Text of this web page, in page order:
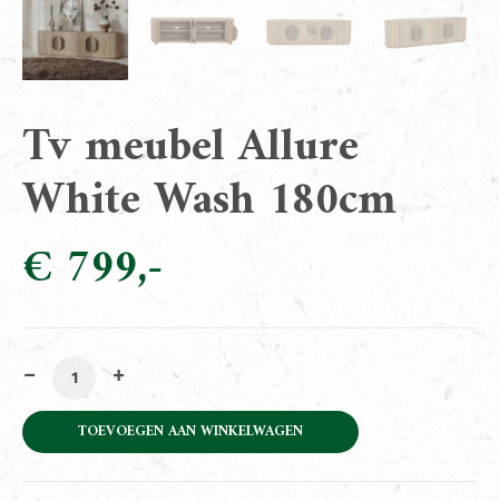
Tv meubel Allure
White Wash 180cm
€ 799
Tv meubel Allure White Wash 180cm aantal
TOEVOEGEN AAN WINKELWAGEN